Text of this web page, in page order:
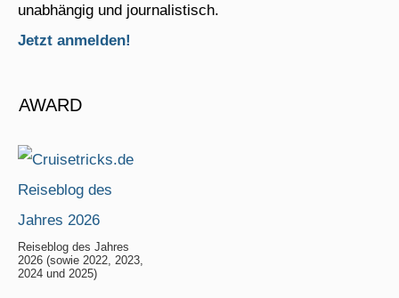
unabhängig und journalistisch.
Jetzt anmelden!
AWARD
Reiseblog des Jahres
2026 (sowie 2022, 2023,
2024 und 2025)